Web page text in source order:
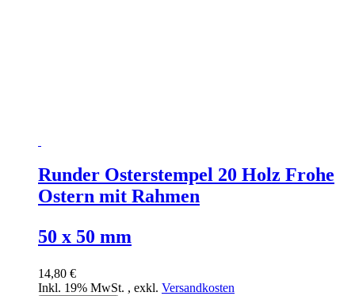
Runder Osterstempel 20 Holz Frohe
Ostern mit Rahmen
50 x 50 mm
14,80 €
Inkl. 19% MwSt. , exkl. Versandkosten